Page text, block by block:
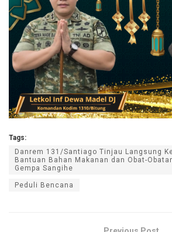
Tags:
Danrem 131/Santiago Tinjau Langsung
Bantuan Bahan Makanan dan Obat-
Gempa Sangihe
Peduli Bencana